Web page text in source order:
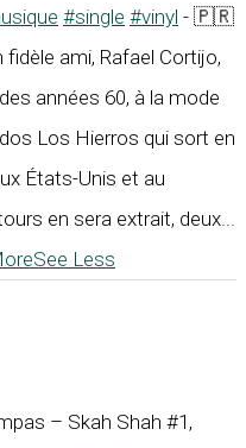
#single #vinyl - 🇵🇷
ami, Rafael Cortijo,
années 60, à la mode
Los Hierros qui sort en
États-Unis et au
en sera extrait, deux...
See Less
– Skah Shah #1,